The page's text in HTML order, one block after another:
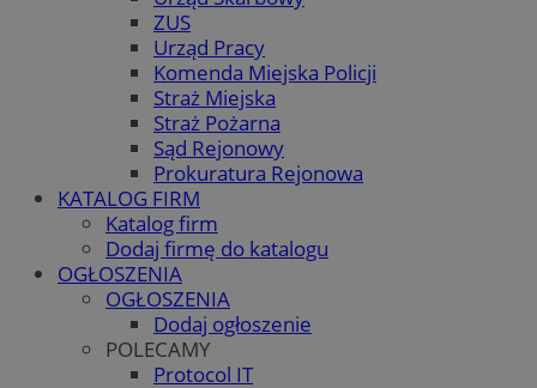
ZUS
Urząd Pracy
Komenda Miejska Policji
Straż Miejska
Straż Pożarna
Sąd Rejonowy
Prokuratura Rejonowa
KATALOG FIRM
Katalog firm
Dodaj firmę do katalogu
OGŁOSZENIA
OGŁOSZENIA
Dodaj ogłoszenie
POLECAMY
Protocol IT